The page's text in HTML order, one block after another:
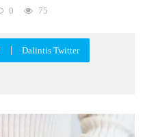
0 75
Dalintis Twitter